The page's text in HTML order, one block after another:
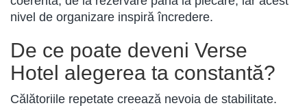
nivel de organizare inspiră încredere.
De ce poate deveni Verse
Hotel alegerea ta constantă?
Călătoriile repetate creează nevoia de stabilitate.